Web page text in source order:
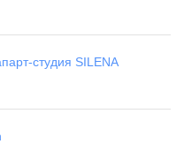
студия SILENA